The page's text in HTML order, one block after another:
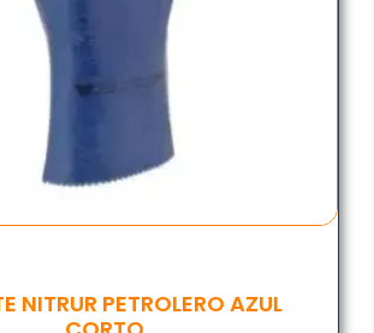
NITRUR PETROLERO AZUL